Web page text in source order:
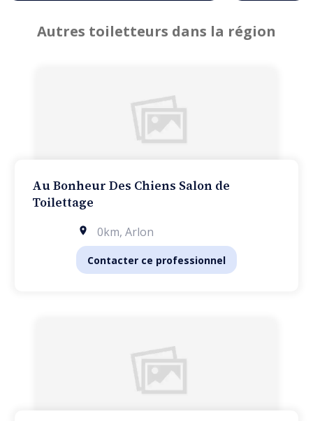
Autres toiletteurs dans la région
Au Bonheur Des Chiens Salon de
Toilettage
0km, Arlon
Contacter ce professionnel